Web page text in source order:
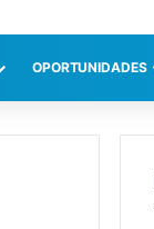
OPORTUNIDADES